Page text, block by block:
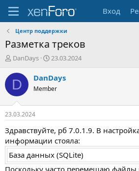
Вход
Центр поддержки
Разметка треков
А
т
т
е
м
ы
DanDays
Д
т
н
а
л
23.03.2024
D DanDays
Member
23.03.2024
Здравствуйте, рб 7.0.1.9. В
информации стояла:
База данных (SQLite)
Поскольку часто перемещаю файлы